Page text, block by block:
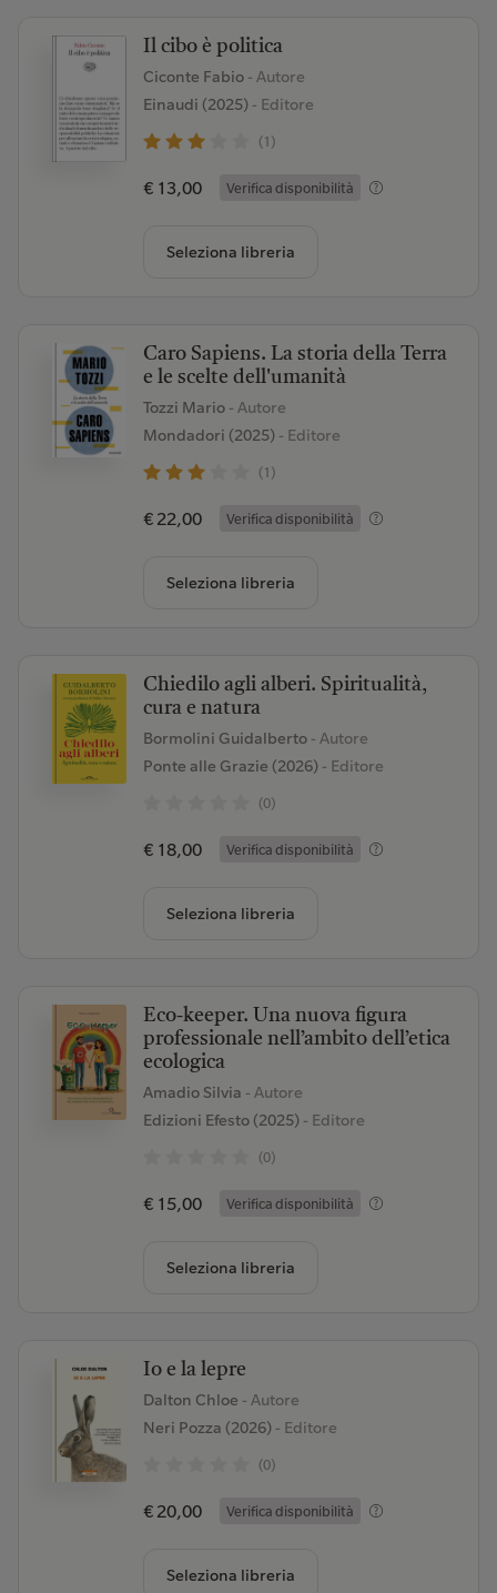
Il cibo è politica
Ciconte Fabio - Autore
Einaudi (2025)- Editore
(1)
€ 13,00 Verifica disponibilità
Seleziona libreria
Caro Sapiens. La storia della Terra
e le scelte dell'umanità
Tozzi Mario - Autore
Mondadori (2025)- Editore
(1)
€ 22,00 Verifica disponibilità
Seleziona libreria
Chiedilo agli alberi. Spiritualità,
cura e natura
Bormolini Guidalberto - Autore
Ponte alle Grazie (2026)- Editore
(0)
€ 18,00 Verifica disponibilità
Seleziona libreria
Eco-keeper. Una nuova figura
professionale nell’ambito dell’etica
ecologica
Amadio Silvia - Autore
Edizioni Efesto (2025)- Editore
(0)
€ 15,00 Verifica disponibilità
Seleziona libreria
Io e la lepre
Dalton Chloe - Autore
Neri Pozza (2026)- Editore
(0)
€ 20,00 Verifica disponibilità
Seleziona libreria